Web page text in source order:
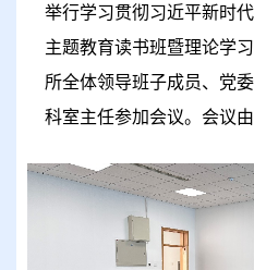
举行学习贯彻习近平新时
主题教育读书班暨理论学
所全体领导班子成员、党
科室主任参加会议。会议